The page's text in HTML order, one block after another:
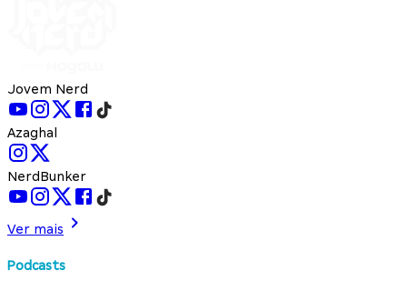
Jovem Nerd
Azaghal
NerdBunker
Ver mais
Podcasts